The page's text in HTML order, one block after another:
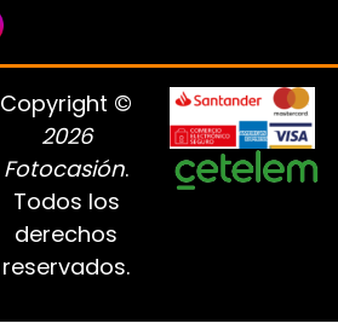
Copyright ©
2026
Fotocasión.
Todos los
derechos
reservados.